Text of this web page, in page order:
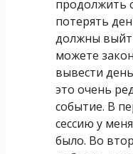
продолжить
потерять
должны
можете
вывести
это очень
событие. В
сессию у
было. Во